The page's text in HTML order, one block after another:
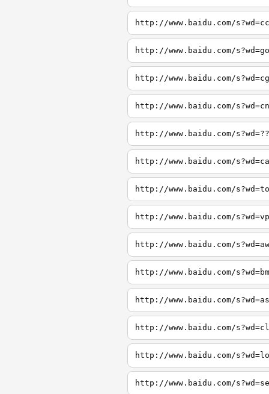
http://www.baidu.com/
http://www.baidu.com/
http://www.baidu.com/
http://www.baidu.com/
http://www.baidu.com/
http://www.baidu.com/
http://www.baidu.com/
http://www.baidu.com/
http://www.baidu.com/
http://www.baidu.com/
http://www.baidu.com/
http://www.baidu.com/
http://www.baidu.com/
http://www.baidu.com/